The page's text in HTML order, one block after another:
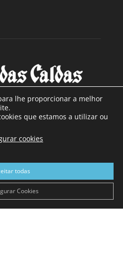
NÓS
Rainha e mais de 90 anos de
mais de 40.000 leitores por
com distribuição em Portugal
assinatura online.
lhe proporcionar a melhor
que estamos a utilizar ou
cookies
todas
Cookies